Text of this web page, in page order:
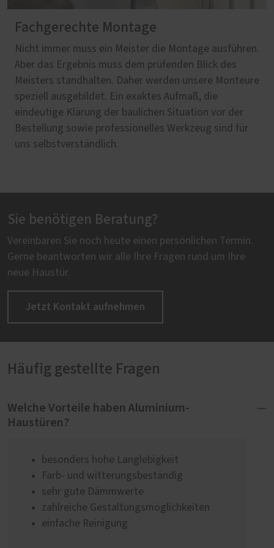
Fachgerechte Montage
Nicht immer muss ein Meister die Montage ausführen.
Aber das Ergebnis muss dem prüfenden Blick des
Meisters standhalten. Daher werden unsere Monteure
speziell ausgebildet. Ein exaktes Aufmaß, die
eindeutige Klärung der baulichen Situation vor der
Bestellung sowie professionelles Werkzeug sind für
uns selbstverständlich.
Sie benötigen Beratung?
Vereinbaren Sie noch heute einen persönlichen Termin.
Gerne beantworten wir alle Ihre Fragen rund um Ihre
neue Haustür.
Jetzt Kontakt aufnehmen
Häufig gestellte Fragen
Welche Vorteile haben Aluminium-
Haustüren?
besonders hohe Langlebigkeit
Farb- und witterungsbeständig
sehr gute Dämmwerte
zahlreiche Gestaltungsmöglichkeiten
einfache Reinigung